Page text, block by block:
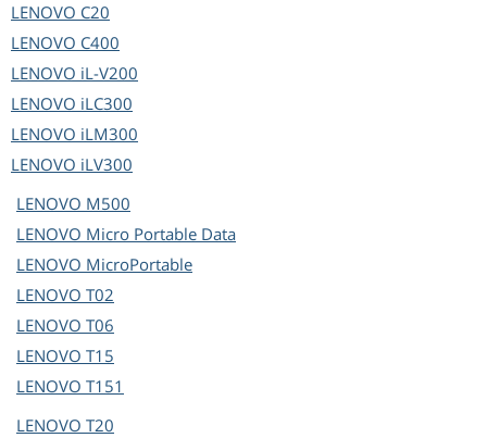
LENOVO C20
LENOVO C400
LENOVO iL-V200
LENOVO iLC300
LENOVO iLM300
LENOVO iLV300
LENOVO M500
LENOVO Micro Portable Data
LENOVO MicroPortable
LENOVO T02
LENOVO T06
LENOVO T15
LENOVO T151
LENOVO T20